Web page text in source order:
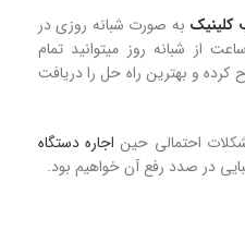
به صورت شبانه روزی در
از شبانه روز میتوانید تمام
کرده و بهترین راه حل را دریافت
احتمالی حین اجاره دستگاه
در صدد رفع آن خواهیم بود.